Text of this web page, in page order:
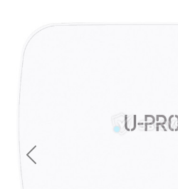
Previous